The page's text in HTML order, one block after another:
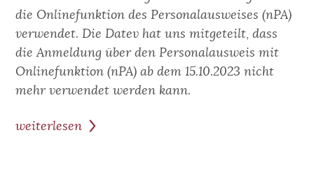
die Onlinefunktion des Personalausweises (nPA)
verwendet. Die Datev hat uns mitgeteilt, dass
die Anmeldung über den Personalausweis mit
Onlinefunktion (nPA) ab dem 15.10.2023 nicht
mehr verwendet werden kann.
weiterlesen